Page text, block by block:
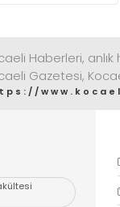
Haberleri,
Gazetesi,